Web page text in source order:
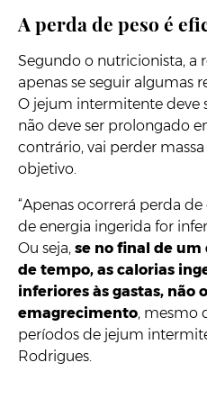
A perda de peso é
Segundo o nutricionista, a
apenas se seguir algumas
O jejum intermitente deve
não deve ser prolongado
contrário, vai perder
objetivo.
“Apenas ocorrerá perda
de energia ingerida for
Ou seja, se no final de
de tempo, as calorias
inferiores às gastas, não
emagrecimento, mesmo
períodos de jejum
Rodrigues.